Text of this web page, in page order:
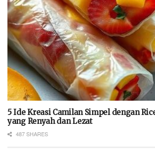
5 Ide Kreasi Camilan Simpel dengan
yang Renyah dan Lezat
487 SHARES